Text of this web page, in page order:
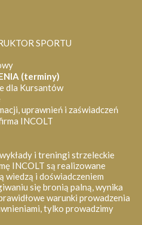
SPORTU
(terminy)
dla Kursantów
uprawnień i zaświadczeń
INCOLT
i treningi strzeleckie
INCOLT są realizowane
wiedzą i doświadczeniem
się bronią palną, wynika
warunki prowadzenia
tylko prowadzimy